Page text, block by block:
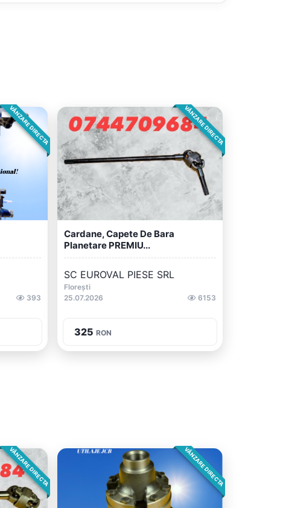
VÂNZARE DIRECTA
393
VÂNZARE DIRECTA
Cardane, Capete De Bara
Planetare PREMIU...
SC EUROVAL PIESE SRL
Florești
25.07.2026
6153
325 RON
VÂNZARE DIRECTA VÂNZARE DIRECTA